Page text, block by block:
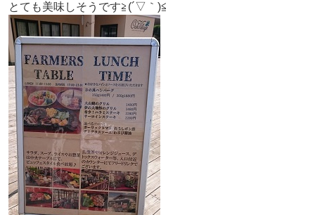
とても美味しそうです≧(´▽｀)≦